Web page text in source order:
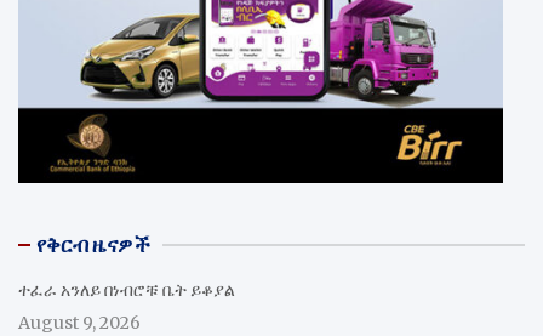
የቅርብ ዜናዎች
ተፈራ አንለይ በነብሮቹ ቤት ይቆያል
August 9, 2026